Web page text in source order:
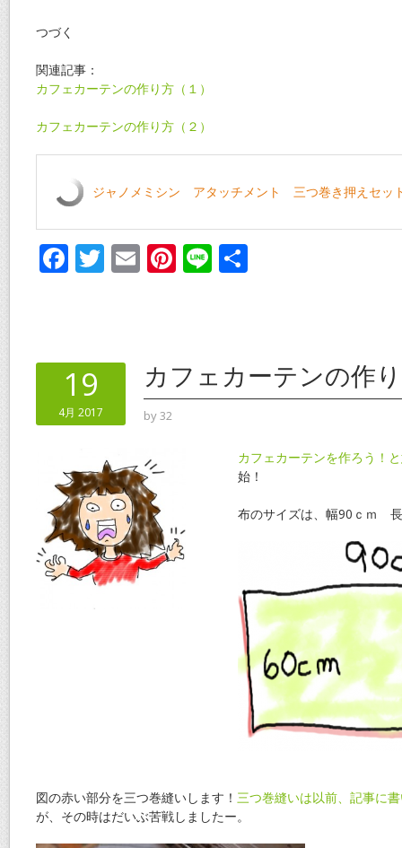
つづく
関連記事：
カフェカーテンの作り方（１）
カフェカーテンの作り方（２）
ジャノメミシン アタッチメント 三つ巻き押えセッ
F
o
o
k
T E Pi
st
Li
19
4月 2017
カフェカーテンの作
by32
カフェカーテンを作ろう！
始！
布のサイズは、幅90ｃｍ
図の赤い部分を三つ巻縫いします！ 三つ巻縫いは以前、記事に
が、その時はだいぶ苦戦しましたー。